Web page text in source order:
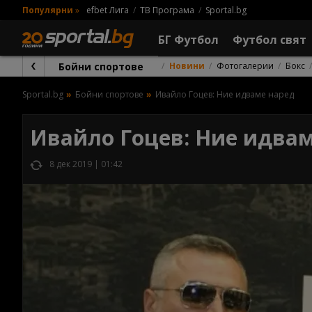
Популярни » efbet Лига ТВ Програма Sportal.bg
БГ Футбол Футбол свят
Бойни спортове Новини Фотогалерии Бокс
Sportal.bg Бойни спортове Ивайло Гоцев: Ние идваме наред
Ивайло Гоцев: Ние
8 дек 2019 | 01:42